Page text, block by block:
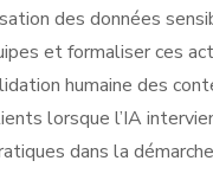
des données
et formaliser ces
humaine des
lorsque l’IA
dans la